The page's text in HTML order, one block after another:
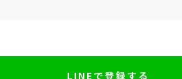
LINEで登録する